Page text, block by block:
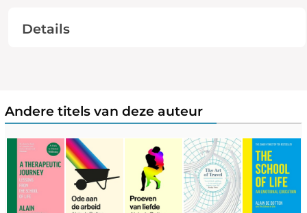
Details
Andere titels van deze auteur